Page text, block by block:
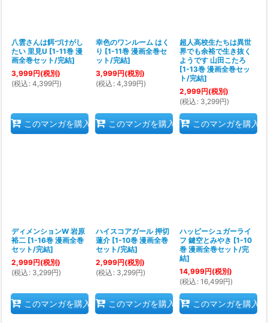
八雲さんは餌づけがし
たい 里見U [1-11巻 漫
画全巻セット/完結]
3,999円(税別)
(税込 : 4,399円)
このマンガを購入
幸色のワンルーム はく
り [1-11巻 漫画全巻セ
ット/完結]
3,999円(税別)
(税込 : 4,399円)
このマンガを購入
超人高校生たちは異世
界でも余裕で生き抜く
ようです 山田こたろ
[1-13巻 漫画全巻セッ
ト/完結]
2,999円(税別)
(税込 : 3,299円)
このマンガを購入
ディメンションW 岩原
裕二 [1-16巻 漫画全巻
セット/完結]
2,999円(税別)
(税込 : 3,299円)
このマンガを購入
ハイスコアガール 押切
蓮介 [1-10巻 漫画全巻
セット/完結]
2,999円(税別)
(税込 : 3,299円)
このマンガを購入
ハッピーシュガーライ
フ 鍵空とみやき [1-10
巻 漫画全巻セット/完
結]
14,999円(税別)
(税込 : 16,499円)
このマンガを購入